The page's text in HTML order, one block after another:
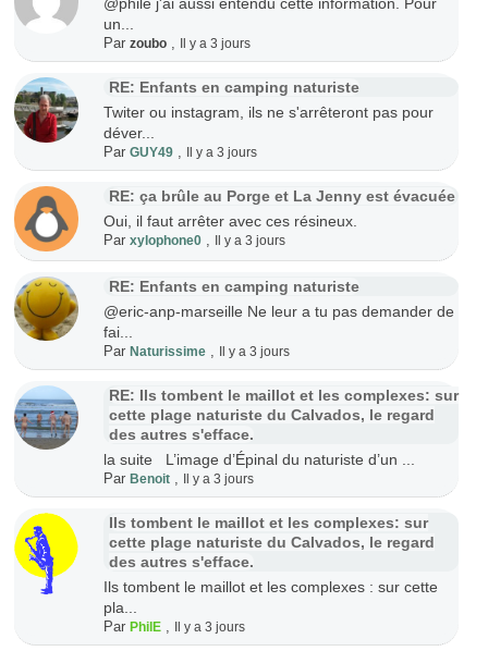
@phile j'ai aussi entendu cette information. Pour
un...
Par zoubo, Il y a 3 jours
RE: Enfants en camping naturiste
Twiter ou instagram, ils ne s'arrêteront pas pour
déver...
Par GUY49, Il y a 3 jours
RE: ça brûle au Porge et La Jenny est évacuée
Oui, il faut arrêter avec ces résineux.
Par xylophone0, Il y a 3 jours
RE: Enfants en camping naturiste
@eric-anp-marseille Ne leur a tu pas demander de
fai...
Par Naturissime, Il y a 3 jours
RE: Ils tombent le maillot et les complexes: sur
cette plage naturiste du Calvados, le regard
des autres s'efface.
la suite L’image d’Épinal du naturiste d’un ...
Par Benoit, Il y a 3 jours
Ils tombent le maillot et les complexes: sur
cette plage naturiste du Calvados, le regard
des autres s'efface.
Ils tombent le maillot et les complexes : sur cette
pla...
Par PhilE, Il y a 3 jours